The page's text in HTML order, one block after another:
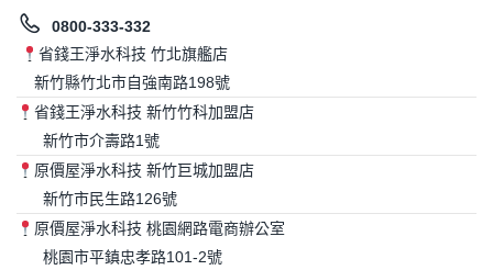
0800-333-332
省錢王淨水科技 竹北旗艦店
新竹縣竹北市自強南路198號
省錢王淨水科技 新竹竹科加盟店
新竹市介壽路1號
原價屋淨水科技 新竹巨城加盟店
新竹市民生路126號
原價屋淨水科技 桃園網路電商辦公室
桃園市平鎮忠孝路101-2號